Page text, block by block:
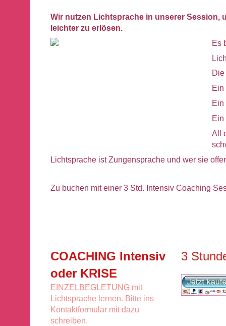
Wir nutzen Lichtsprache in unserer Session,
leichter zu erlösen.
Es
Ein
Ein
Ein
All
Lichtsprache ist Zungensprache und wer sie
Zu buchen mit einer 3 Std. Intensiv Coaching
COACHING Intensiv
oder KRISE
EINZELBEGLETUNG mit
Lichtsprache lernen. Bitte ins
Kontaktformular mit dazu
schreiben.
3